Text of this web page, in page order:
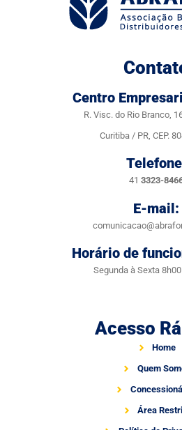
Centro
R. Visc. do Rio Branco,
Curitiba / PR, CEP.
41 3323-
E-mail:
Horário de
Segunda à Sexta
Acesso
Home
Quem
Área